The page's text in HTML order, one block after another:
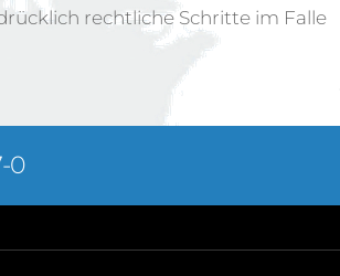
rechtliche Schritte im Falle
0